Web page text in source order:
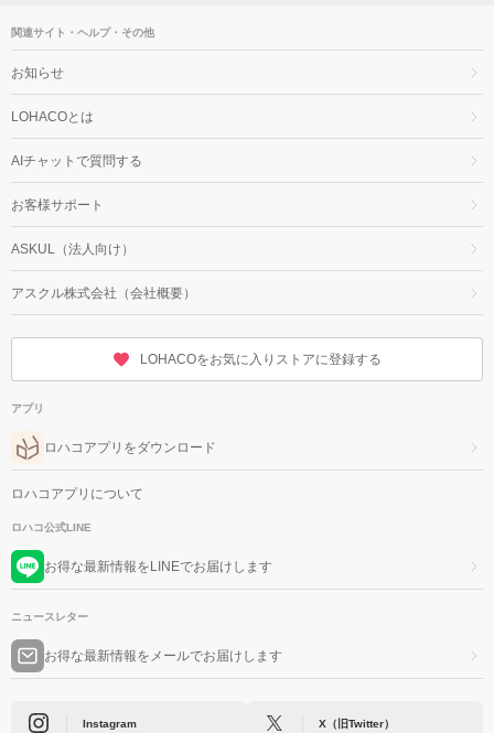
関連サイト・ヘルプ・その他
お知らせ
LOHACOとは
AIチャットで質問する
お客様サポート
ASKUL（法人向け）
アスクル株式会社（会社概要）
LOHACOをお気に入りストアに登録する
アプリ
ロハコアプリをダウンロード
ロハコアプリについて
ロハコ公式LINE
お得な最新情報をLINEでお届けします
ニュースレター
お得な最新情報をメールでお届けします
Instagram X（旧Twitter）